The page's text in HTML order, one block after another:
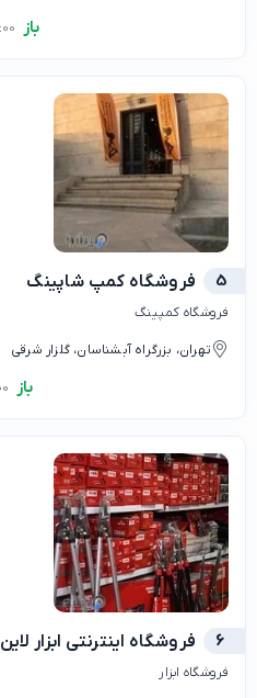
باز
5 فروشگاه کمپ شاپینگ
فروشگاه کمپینگ
تهران، بزرگراه آبشناسان، گلزار شرقی
باز
6 فروشگاه اینترنتی ابزار لاین
فروشگاه ابزار